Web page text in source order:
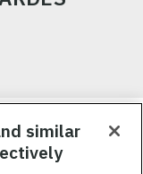
une main-d’œuvre
nous croyons
aide nos
donnons les moyens
similar